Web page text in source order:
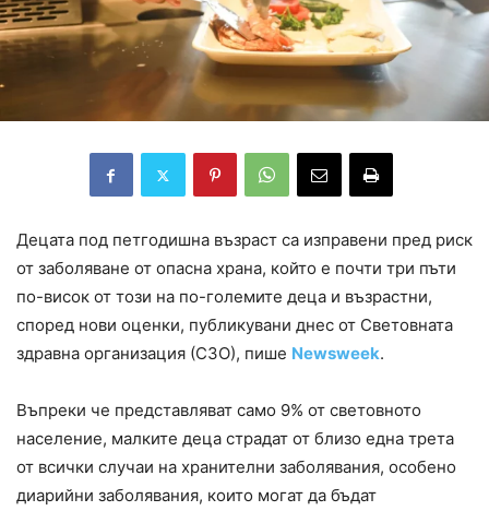
Децата под петгодишна възраст са изправени пред риск
от заболяване от опасна храна, който е почти три пъти
по-висок от този на по-големите деца и възрастни,
според нови оценки, публикувани днес от Световната
здравна организация (СЗО), пише Newsweek.
Въпреки че представляват само 9% от световното
население, малките деца страдат от близо една трета
от всички случаи на хранителни заболявания, особено
диарийни заболявания, които могат да бъдат